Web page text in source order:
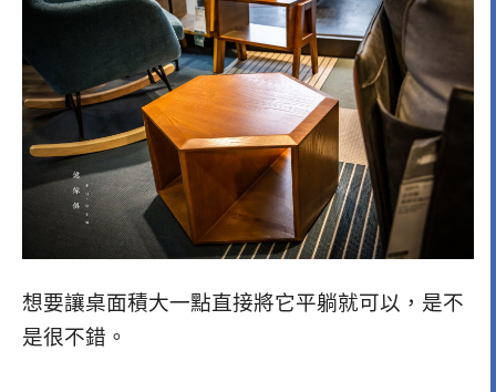
想要讓桌面積大一點直接將它平躺就可以，是不
是很不錯。